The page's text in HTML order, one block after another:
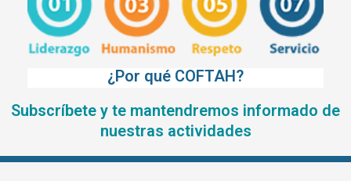
¿Por qué COFTAH?
Subscríbete y te mantendremos informado de
nuestras actividades